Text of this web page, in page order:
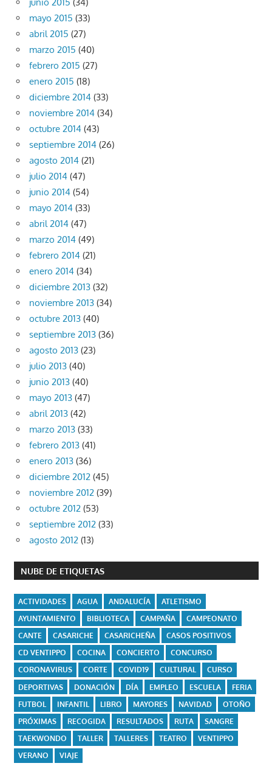
mayo 2015 (33)
abril 2015 (27)
marzo 2015 (40)
febrero 2015 (27)
enero 2015 (18)
diciembre 2014 (33)
noviembre 2014 (34)
octubre 2014 (43)
septiembre 2014 (26)
agosto 2014 (21)
julio 2014 (47)
junio 2014 (54)
mayo 2014 (33)
abril 2014 (47)
marzo 2014 (49)
febrero 2014 (21)
enero 2014 (34)
diciembre 2013 (32)
noviembre 2013 (34)
octubre 2013 (40)
septiembre 2013 (36)
agosto 2013 (23)
julio 2013 (40)
junio 2013 (40)
mayo 2013 (47)
abril 2013 (42)
marzo 2013 (33)
febrero 2013 (41)
enero 2013 (36)
diciembre 2012 (45)
noviembre 2012 (39)
octubre 2012 (53)
septiembre 2012 (33)
agosto 2012 (13)
NUBE DE ETIQUETAS
ACTIVIDADES AGUA ANDALUCÍA
ATLETISMO
AYUNTAMIENTO
BIBLIOTECA CAMPAÑA
CAMPEONATO
CANTE
CASARICHE CASARICHEÑA
CASOS POSITIVOS
CD VENTIPPO
COCINA CONCIERTO
CONCURSO
CORONAVIRUS
CORTE COVID19 CULTURAL
CURSO
DEPORTIVAS
DONACIÓN DÍA EMPLEO ESCUELA
FERIA
FUTBOL
INFANTIL LIBRO MAYORES NAVIDAD
OTOÑO
PRÓXIMAS
RECOGIDA RESULTADOS RUTA
SANGRE
TAEKWONDO
TALLER TALLERES TEATRO
VENTIPPO
VERANO
VIAJE